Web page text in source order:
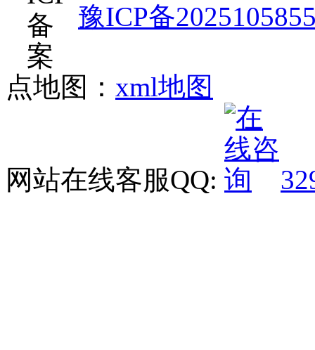
豫ICP备
点地图： xml地图
网站在线客服QQ: